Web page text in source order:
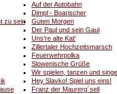
Auf der Autobahn
Dimpl - Boarischer
zu sein
Guten Morgen
Der Paul und sein Gaul
Uns're alte Kat'
Zillertaler Hochzeitsmarsch
Feuerwehrpolka
Slowenische Grüße
Wir spielen, tanzen und
Hey Slavko! Spiel uns eins!
Franz der Maurerg´sell